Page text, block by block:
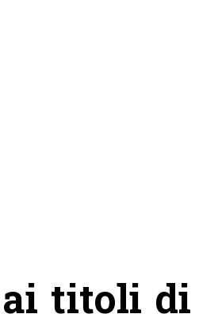
titoli di